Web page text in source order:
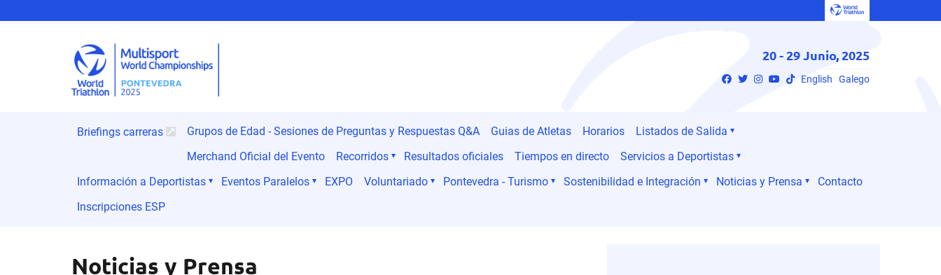
20 - 29 Junio, 2025
English Galego
Briefings carreras Grupos de Edad - Sesiones de Preguntas y Respuestas Q&A Guias de Atletas Horarios
Listados de Salida
Merchand Oficial del Evento
Recorridos Resultados oficiales Tiempos en directo
Servicios a Deportistas
Información a Deportistas
Eventos Paralelos EXPO Voluntariado Pontevedra - Turismo Sostenibilidad e Integración Noticias y Prensa
Contacto
Inscripciones ESP
Noticias y Prensa